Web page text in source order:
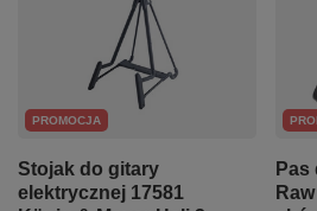
PROMOCJA
Stojak do gitary
elektrycznej 17581